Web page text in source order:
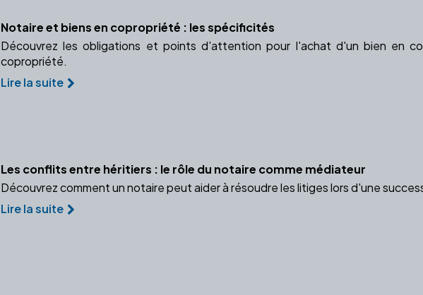
Notaire et biens en copropriété : les spécificités
Découvrez les obligations et points d'attention pour l'achat d'un bien en
copropriété.
Lire la suite
Les conflits entre héritiers : le rôle du notaire comme médiateur
Découvrez comment un notaire peut aider à résoudre les litiges lors d'une
Lire la suite